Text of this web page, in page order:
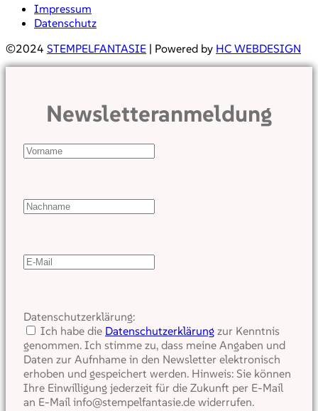
Impressum
Datenschutz
©2024 STEMPELFANTASIE | Powered by HC WEBDESIGN
Newsletteranmeldung
Datenschutzerklärung:
Ich habe die Datenschutzerklärung zur Kenntnis
genommen. Ich stimme zu, dass meine Angaben und
Daten zur Aufnhame in den Newsletter elektronisch
erhoben und gespeichert werden. Hinweis: Sie können
Ihre Einwilligung jederzeit für die Zukunft per E-Mail
an E-Mail info@stempelfantasie.de widerrufen.